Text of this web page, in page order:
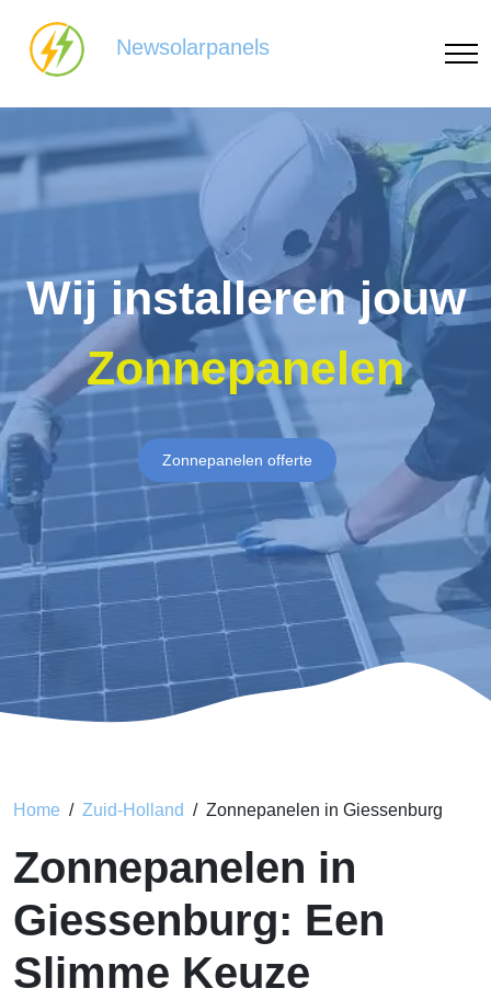
Newsolarpanels
Wij installeren jouw
Zonnepanelen
Zonnepanelen offerte
Home Zuid-Holland Zonnepanelen in Giessenburg
Zonnepanelen in
Giessenburg: Een
Slimme Keuze